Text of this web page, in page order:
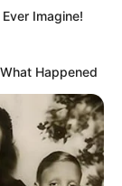
Imagine!
Happened